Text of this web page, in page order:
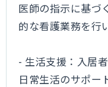
医師の指示に基づ
的な看護業務を行
- 生活支援：入居
日常生活のサポー